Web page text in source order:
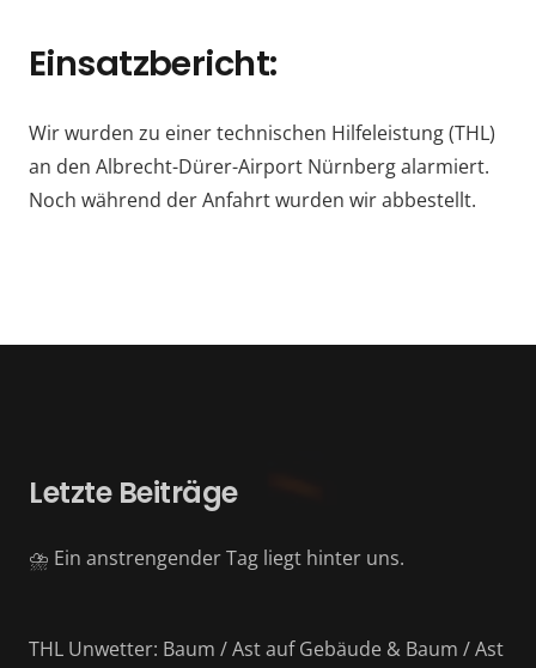
Einsatzbericht:
Wir wurden zu einer technischen Hilfeleistung (THL)
an den Albrecht-Dürer-Airport Nürnberg alarmiert.
Noch während der Anfahrt wurden wir abbestellt.
Letzte Beiträge
⛈️ Ein anstrengender Tag liegt hinter uns.
THL Unwetter: Baum / Ast auf Gebäude & Baum / Ast